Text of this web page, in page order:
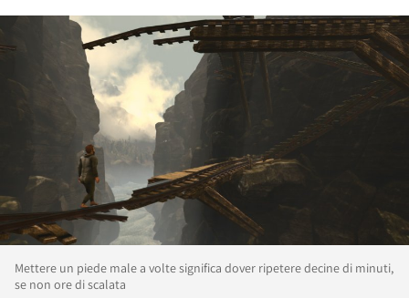
Mettere un piede male a volte significa dover ripetere decine di minuti,
se non ore di scalata